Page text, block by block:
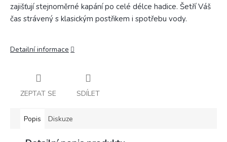
zajišťují stejnoměrné kapání po celé délce hadice. Šetří Váš
čas strávený s klasickým postřikem i spotřebu vody.
Detailní informace
ZEPTAT SE SDÍLET
Popis Diskuze